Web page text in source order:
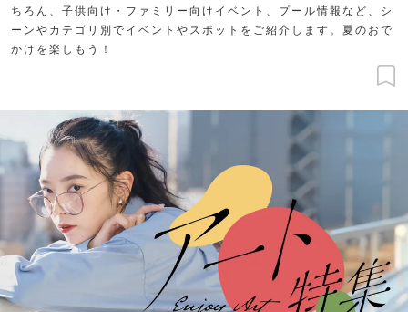
ちろん、子供向け・ファミリー向けイベント、プール情報など、シ
ーンやカテゴリ別でイベントやスポットをご紹介します。夏のおで
かけを楽しもう！